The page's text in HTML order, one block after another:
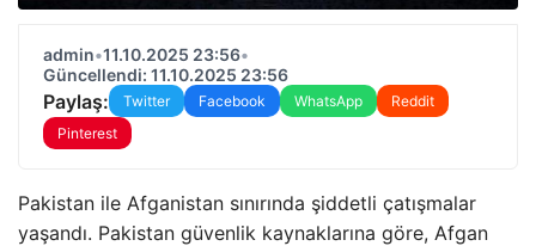
admin•11.10.2025 23:56•
Güncellendi: 11.10.2025 23:56
Paylaş: Twitter Facebook WhatsApp
Reddit
Pinterest
Pakistan ile Afganistan sınırında şiddetli çatışmalar
yaşandı. Pakistan güvenlik kaynaklarına göre, Afgan